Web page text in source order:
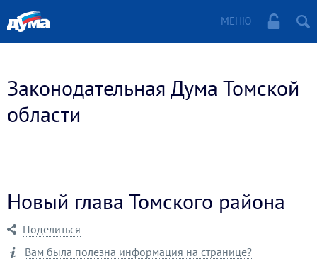
МЕНЮ
Законодательная Дума Томской
области
Новый глава Томского района
Поделиться
Вам была полезна информация на странице?